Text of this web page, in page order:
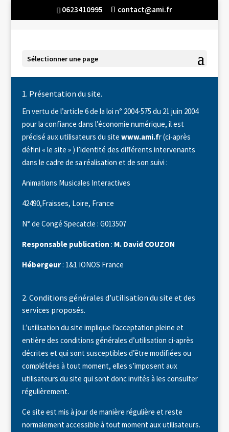
0623410995 contact@ami.fr
Sélectionner une page
Mentions légales
1. Présentation du site.
En vertu de l’article 6 de la loi n° 2004-575 du 21 juin 2004
pour la confiance dans l’économie numérique, il est
précisé aux utilisateurs du site www.ami.fr (ci-après
défini « le site » ) l’identité des différents intervenants
dans le cadre de sa réalisation et de son suivi :
Animations Musicales Interactives
42490,Fraisses, Loire, France
N° de Congé Specatcle : G013507
Responsable publication : M. David COUZON
Hébergeur: 1&1 IONOS France
2. Conditions générales d’utilisation du site et des
services proposés.
L’utilisation du site implique l’acceptation pleine et
entière des conditions générales d’utilisation ci-après
décrites et qui sont susceptibles d’être modifiées ou
complétées à tout moment, elles s’imposent aux
utilisateurs du site qui sont donc invités à les consulter
régulièrement.
Ce site est mis à jour de manière régulière et reste
normalement accessible à tout moment aux utilisateurs.